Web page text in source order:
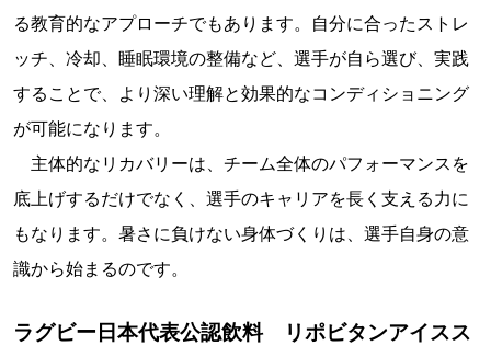
る教育的なアプローチでもあります。自分に合ったストレ
ッチ、冷却、睡眠環境の整備など、選手が自ら選び、実践
することで、より深い理解と効果的なコンディショニング
が可能になります。
主体的なリカバリーは、チーム全体のパフォーマンスを
底上げするだけでなく、選手のキャリアを長く支える力に
もなります。暑さに負けない身体づくりは、選手自身の意
識から始まるのです。
ラグビー日本代表公認飲料 リポビタンアイスス